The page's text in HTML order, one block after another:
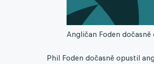
Angličan Foden
Phil Foden dočasně opustil